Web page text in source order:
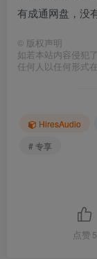
有成通网盘，没
© 版权声明
如若本站内容侵犯
任何人以任何形式
HiresAudio
# 专享
点赞 5